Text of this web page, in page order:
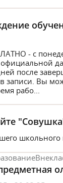
- с
после
записи. Вы
рабо...
школьного